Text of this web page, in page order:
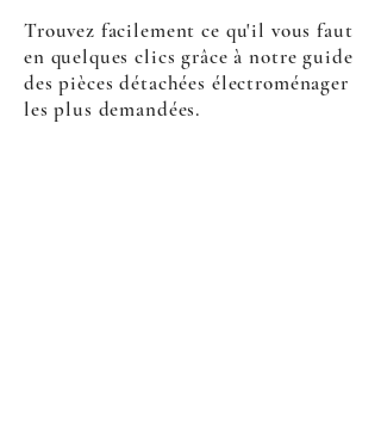
Trouvez facilement ce qu'il vous faut
en quelques clics grâce à notre guide
des pièces détachées électroménager
les plus demandées.